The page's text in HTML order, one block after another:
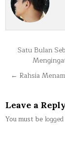
Post
Satu Bulan
← Rahsia
Leave a
You must be